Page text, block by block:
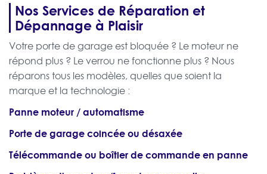
Nos Services de Réparation et
Dépannage à Plaisir
Votre porte de garage est bloquée ? Le moteur ne
répond plus ? Le verrou ne fonctionne plus ? Nous
réparons tous les modèles, quelles que soient la
marque et la technologie :
Panne moteur / automatisme
Porte de garage coincée ou désaxée
Télécommande ou boîtier de commande en panne